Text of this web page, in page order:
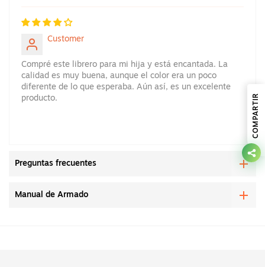
Customer
Compré este librero para mi hija y está encantada. La
calidad es muy buena, aunque el color era un poco
diferente de lo que esperaba. Aún así, es un excelente
producto.
Preguntas frecuentes
Manual de Armado
COMPARTIR